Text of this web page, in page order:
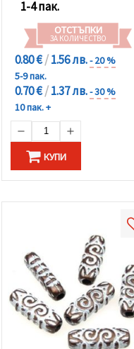
1-4 пак.
ОТСТЪПКИ
ЗА КОЛИЧЕСТВО
0.80 €/1.56 лв.- 20 %
5-9 пак.
0.70 €/1.37 лв.- 30 %
10 пак. +
КУПИ